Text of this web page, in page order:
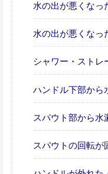
水の出が悪くなっ
水の出が悪くなっ
シャワー・ストレ
ハンドル下部から
スパウト部から水
スパウトの回転が